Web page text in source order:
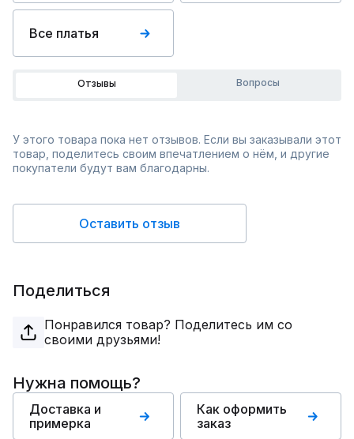
Все платья
Отзывы Вопросы
У этого товара пока нет отзывов. Если вы заказывали этот
товар, поделитесь своим впечатлением о нём, и другие
покупатели будут вам благодарны.
Оставить отзыв
Поделиться
Понравился товар? Поделитесь им со
своими друзьями!
Нужна помощь?
Доставка и
примерка
Как оформить
заказ